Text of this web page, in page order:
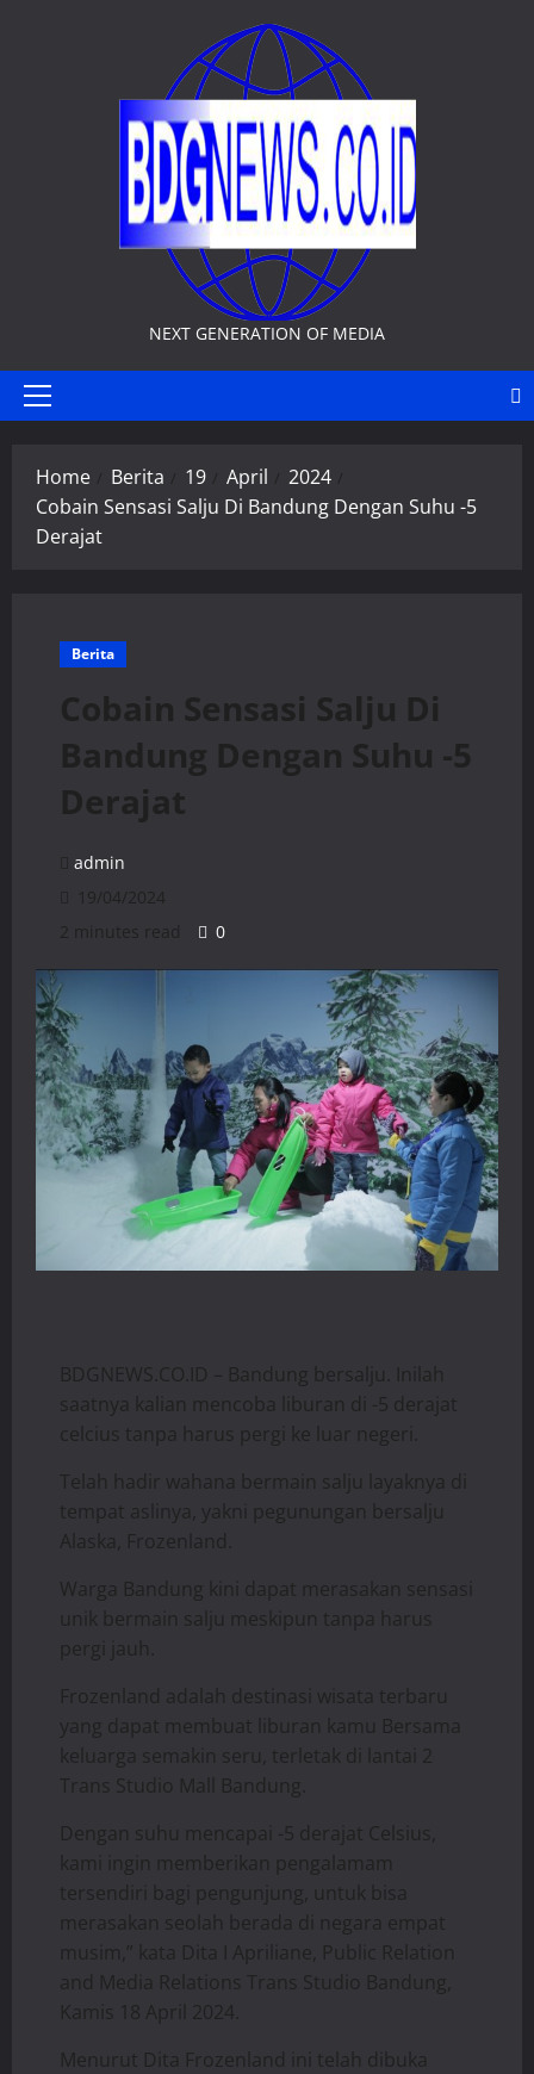
NEXT GENERATION OF MEDIA
Primary
Home Berita 19 April
2024
Cobain Sensasi Salju Di Bandung Dengan Suhu -5
Derajat
Berita
Cobain Sensasi Salju Di
Bandung Dengan Suhu -5
Derajat
admin
19/04/2024
2 minutes read
0
BDGNEWS.CO.ID – Bandung bersalju. Inilah
saatnya kalian mencoba liburan di -5 derajat
celcius tanpa harus pergi ke luar negeri.
Telah hadir wahana bermain salju layaknya di
tempat aslinya, yakni pegunungan bersalju
Alaska, Frozenland.
Warga Bandung kini dapat merasakan sensasi
unik bermain salju meskipun tanpa harus
pergi jauh.
Frozenland adalah destinasi wisata terbaru
yang dapat membuat liburan kamu Bersama
keluarga semakin seru, terletak di lantai 2
Trans Studio Mall Bandung.
Dengan suhu mencapai -5 derajat Celsius,
kami ingin memberikan pengalamam
tersendiri bagi pengunjung, untuk bisa
merasakan seolah berada di negara empat
musim,” kata Dita I Apriliane, Public Relation
and Media Relations Trans Studio Bandung,
Kamis 18 April 2024.
Menurut Dita Frozenland ini telah dibuka